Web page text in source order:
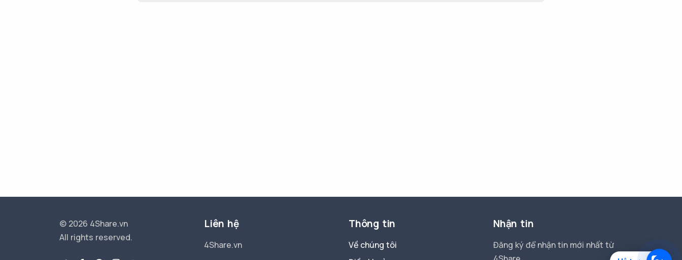
© 2026 4Share.vn
All rights reserved.
Liên hệ
4Share.vn
Thông tin
Về chúng tôi
Nhận tin
Đăng ký để nhận tin mới nhất từ